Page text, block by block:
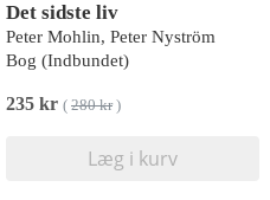
Det sidste liv
Peter Mohlin, Peter Nyström
Bog (Indbundet)
235 kr ( 280 kr)
Læg i kurv